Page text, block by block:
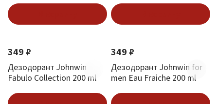
349 ₽
Дезодорант Johnwin
Fabulo Collection 200 ml
349 ₽
Дезодорант Johnwin for
men Eau Fraiche 200 ml